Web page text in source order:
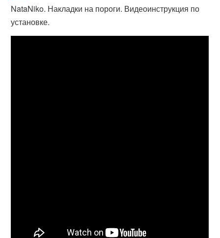
NataNiko. Накладки на пороги. Видеоинструкция по
установке.